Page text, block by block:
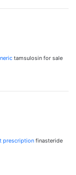
tamsulosin for sale
prescription finasteride